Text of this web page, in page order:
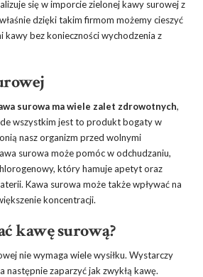
się w imporcie zielonej kawy surowej z
dzięki takim firmom możemy cieszyć
kawy bez konieczności wychodzenia z
surowa ma wiele zalet zdrowotnych,
wszystkim jest to produkt bogaty w
nasz organizm przed wolnymi
surowa może pomóc w odchudzaniu,
który hamuje apetyt oraz
Kawa surowa może także wpływać na
koncentracji.
kawę surową?
nie wymaga wiele wysiłku. Wystarczy
następnie zaparzyć jak zwykłą kawę.